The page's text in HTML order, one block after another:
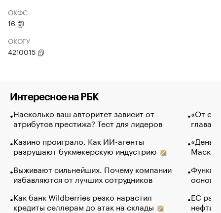
ОКФС
16
ОКОГУ
4210015
Интересное на РБК
Насколько ваш авторитет зависит от
атрибутов престижа? Тест для лидеров
Казино проиграло. Как ИИ-агенты
разрушают букмекерскую индустрию
Выживают сильнейших. Почему компании
избавляются от лучших сотрудников
Как банк Wildberries резко нарастил
кредиты селлерам до атак на склады
«От
глава
Маск в
основ
ЕС
нефти